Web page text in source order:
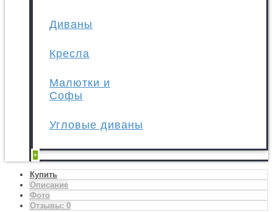
Диваны
Кресла
Малютки и
Софы
Угловые диваны
+
Купить
Описание
Фото
Отзывы: 0